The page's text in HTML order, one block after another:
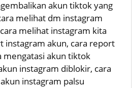
akun tiktok yang
melihat dm instagram
melihat instagram kita
instagram akun, cara report
mengatasi akun tiktok
instagram diblokir, cara
instagram palsu